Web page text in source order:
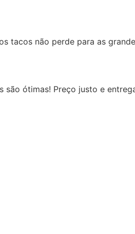
tacos não perde para as
são ótimas! Preço justo e